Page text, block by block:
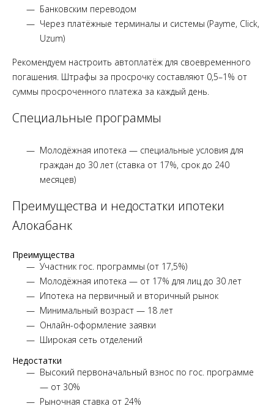
Банковским переводом
Через платёжные терминалы и системы (Payme, Click,
Uzum)
Рекомендуем настроить автоплатёж для своевременного
погашения. Штрафы за просрочку составляют 0,5–1% от
суммы просроченного платежа за каждый день.
Специальные программы
Молодёжная ипотека — специальные условия для
граждан до 30 лет (ставка от 17%, срок до 240
месяцев)
Преимущества и недостатки ипотеки
Алокабанк
Преимущества
Участник гос. программы (от 17,5%)
Молодёжная ипотека — от 17% для лиц до 30 лет
Ипотека на первичный и вторичный рынок
Минимальный возраст — 18 лет
Онлайн-оформление заявки
Широкая сеть отделений
Недостатки
Высокий первоначальный взнос по гос. программе
— от 30%
Рыночная ставка от 24%